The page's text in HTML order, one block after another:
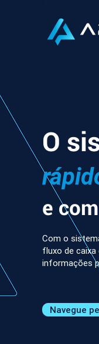
Com o
fluxo de
informações
Navegue
O
e com